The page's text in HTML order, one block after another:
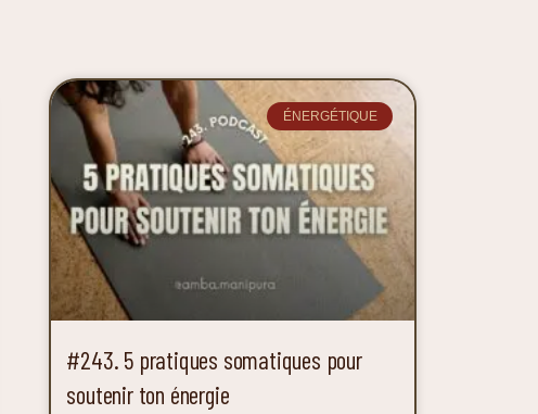
ÉNERGÉTIQUE
#243. 5 pratiques somatiques pour
soutenir ton énergie